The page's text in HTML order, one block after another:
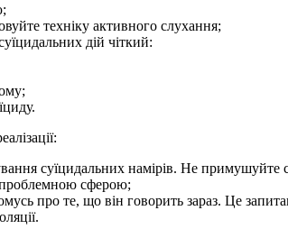
техніку активного слухання;
дій чіткий:
суїцидальних намірів. Не
проблемною сферою;
про те, що він говорить зараз. Це